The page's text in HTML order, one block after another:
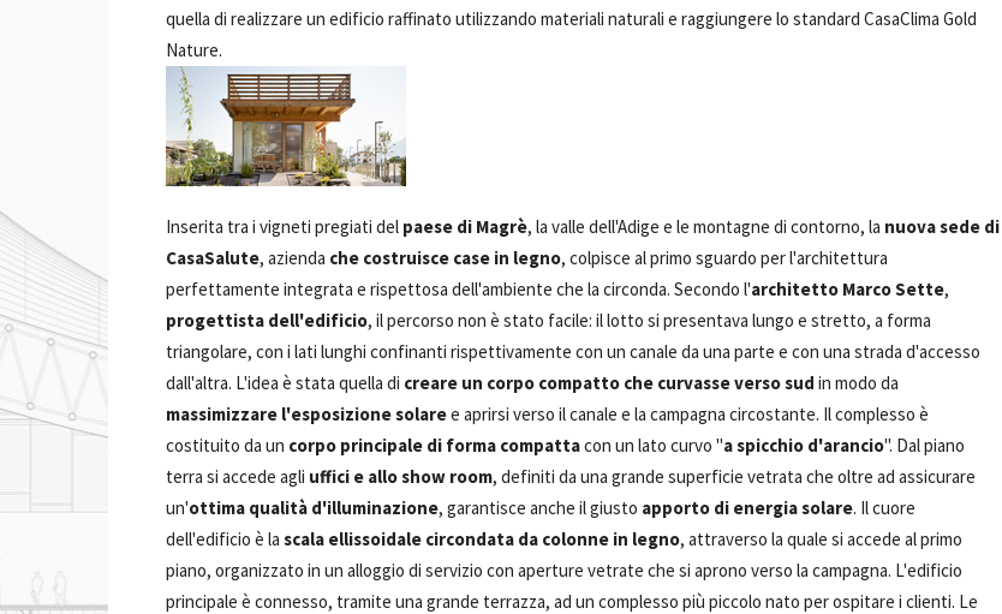
quella di realizzare un edificio raffinato utilizzando materiali naturali e raggiungere lo standard CasaClima Gold
Nature.
Inserita tra i vigneti pregiati del paese di Magrè, la valle dell'Adige e le montagne di contorno, la nuova sede di
CasaSalute, azienda che costruisce case in legno, colpisce al primo sguardo per l'architettura
perfettamente integrata e rispettosa dell'ambiente che la circonda. Secondo l'architetto Marco Sette,
progettista dell'edificio, il percorso non è stato facile: il lotto si presentava lungo e stretto, a forma
triangolare, con i lati lunghi confinanti rispettivamente con un canale da una parte e con una strada d'accesso
dall'altra. L'idea è stata quella di creare un corpo compatto che curvasse verso sud in modo da
massimizzare l'esposizione solaree aprirsi verso il canale e la campagna circostante. Il complesso è
costituito da un corpo principale di forma compattacon un lato curvo "a spicchio d'arancio". Dal piano
terra si accede agli uffici e allo show room, definiti da una grande superficie vetrata che oltre ad assicurare
un'ottima qualità d'illuminazione, garantisce anche il giusto apporto di energia solare. Il cuore
dell'edificio è la scala ellissoidale circondata da colonne in legno, attraverso la quale si accede al primo
piano, organizzato in un alloggio di servizio con aperture vetrate che si aprono verso la campagna. L'edificio
principale è connesso, tramite una grande terrazza, ad un complesso più piccolo nato per ospitare i clienti. Le